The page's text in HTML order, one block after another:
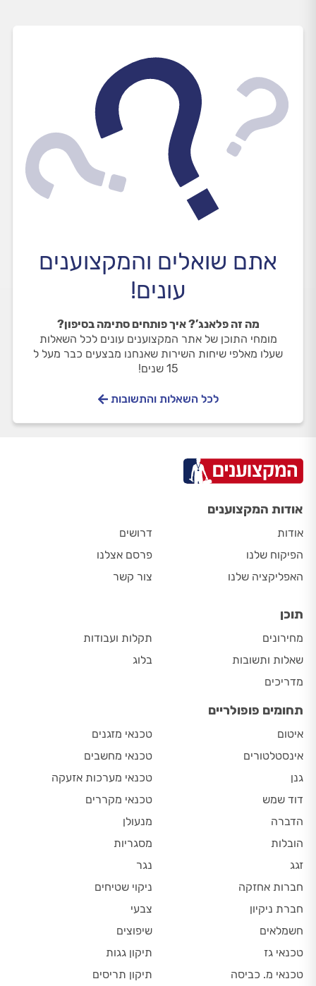
אתם שואלים והמקצוענים
עונים!
מה זה פלאנג’? איך פותחים סתימה בסיפון?
מומחי התוכן של אתר המקצוענים עונים לכל השאלות
שעלו מאלפי שיחות השירות שאנחנו מבצעים כבר מעל ל
15 שנים!
לכל השאלות והתשובות
אודות המקצוענים
אודות
הפיקוח שלנו
האפליקציה שלנו
דרושים
פרסם אצלנו
צור קשר
תוכן
מחירונים
שאלות ותשובות
מדריכים
תקלות ועבודות
בלוג
תחומים פופולריים
איטום
אינסטלטורים
גנן
דוד שמש
הדברה
הובלות
זגג
חברות אחזקה
חברת ניקיון
חשמלאים
טכנאי גז
טכנאי מ. כביסה
טכנאי מזגנים
טכנאי מחשבים
טכנאי מערכות אזעקה
טכנאי מקררים
מנעולן
מסגריות
נגר
ניקוי שטיחים
צבעי
שיפוצים
תיקון גגות
תיקון תריסים